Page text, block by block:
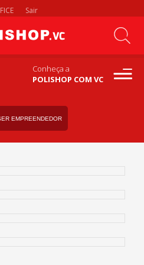
Sair
Conheça a
POLISHOP COM VC
EMPREENDEDOR